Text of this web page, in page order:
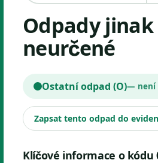
Odpady jinak blíže
neurčené
Ostatní odpad (O)— není
Zapsat tento odpad do
Klíčové informace o kódu